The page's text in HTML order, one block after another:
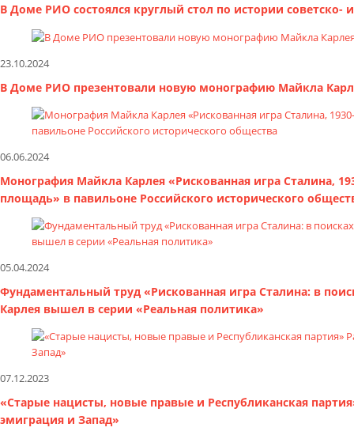
В Доме РИО состоялся круглый стол по истории
23.10.2024
В Доме РИО презентовали новую монографию Майкла
06.06.2024
Монография Майкла Карлея «Рискованная игра Сталина,
площадь» в павильоне Российского исторического
05.04.2024
Фундаментальный труд «Рискованная игра Сталина: в
Карлея вышел в серии «Реальная политика»
07.12.2023
«Старые нацисты, новые правые и Республиканская
эмиграция и Запад»